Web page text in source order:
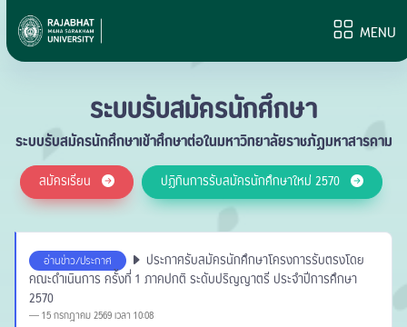
MENU
ระบบรับสมัครนักศึกษา
ระบบรับสมัครนักศึกษาเข้าศึกษาต่อในมหาวิทยาลัยราชภัฏมหาสารคาม
สมัครเรียน ปฏิทินการรับสมัครนักศึกษาใหม่ 2570
อ่านข่าว/ประกาศ ประกาศรับสมัครนักศึกษาโครงการรับตรงโดย
คณะดำเนินการ ครั้งที่ 1 ภาคปกติ ระดับปริญญาตรี ประจำปีการศึกษา
2570
15 กรกฎาคม 2569 เวลา 10:08